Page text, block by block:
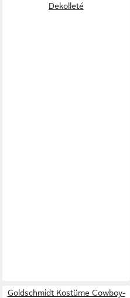
Dekolleté
Goldschmidt Kostüme Cowboy-